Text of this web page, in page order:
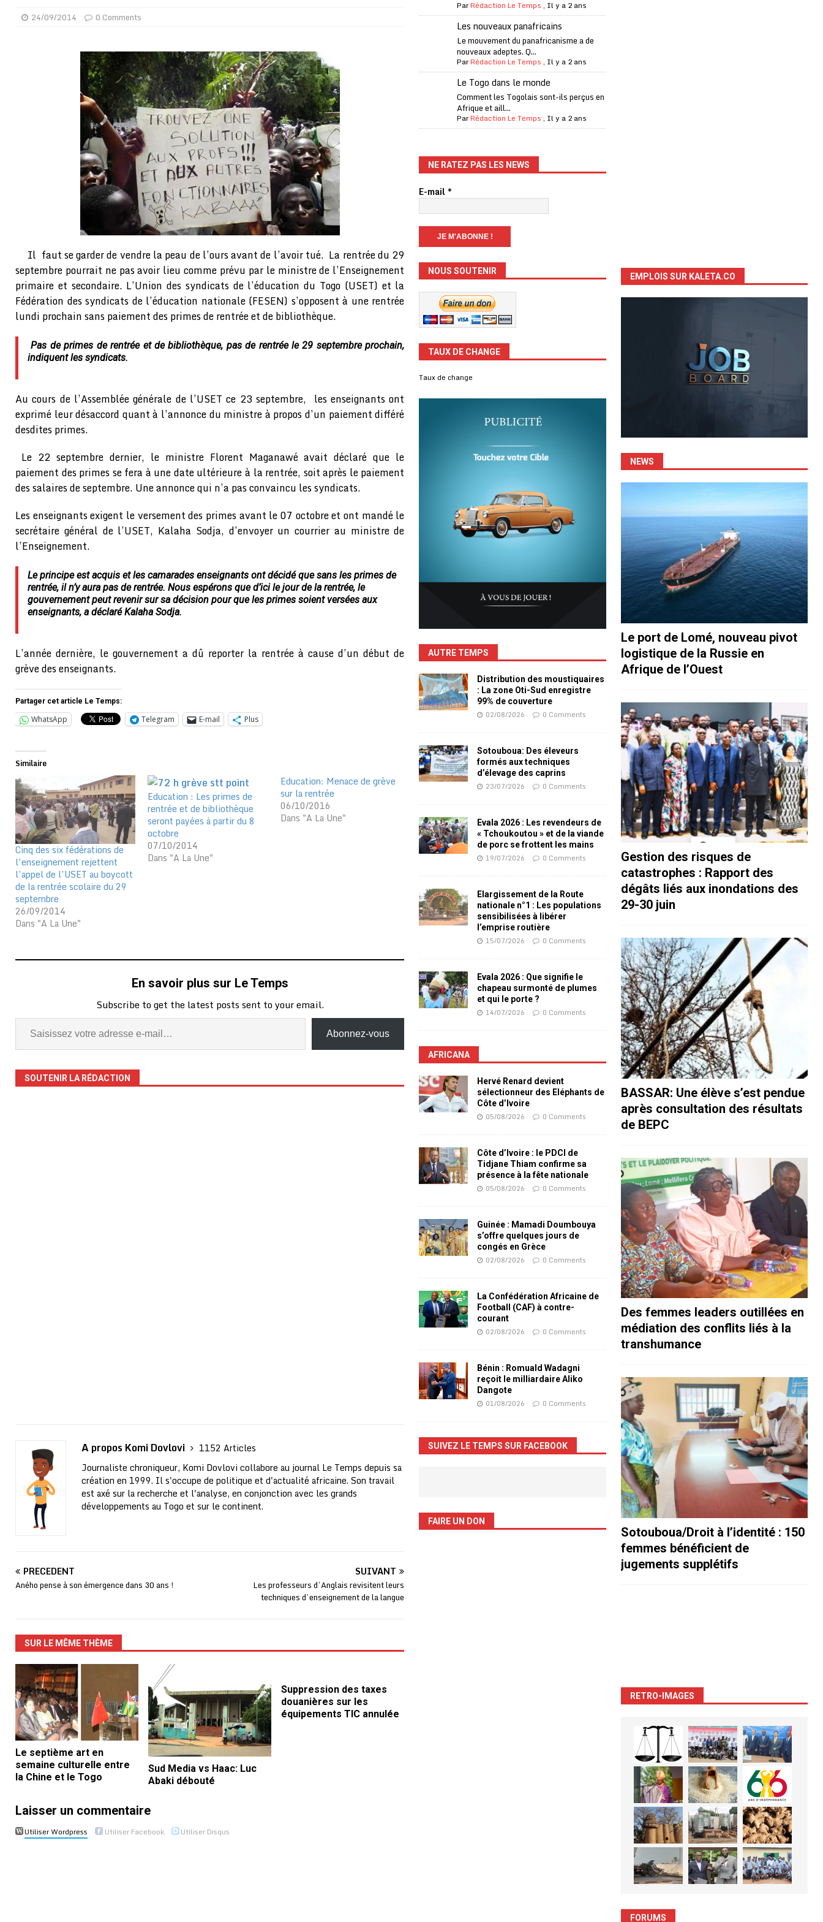
[ 31/07/2026 ] Niger : le FMI débloque une bouffée d’oxygène financière
[ 31/07/2026 ] Franco Baresi, légendaire défenseur de l’Italie et de l’AC Milan, est mort à 66 ans
A LA UNE
[ 31/07/2026 ] Benjamin Mendy a vendu aux enchères son trophée de la Coupe du monde
[ 31/07/2026 ]
Bénin : les membres du Sénat installés
A LA UNE
[ 31/07/2026 ] Projet d’investisseurs à la Fifa: l’UEFA menace à «l’unanimité» d’un boycott des Coupes du monde
BUSINESS
[ 30/07/2026 ] Mali : au moins 19 soldats exécutés, Amnesty International exige une enquête
[ 05/08/2026 ]
Hervé Renard devient sélectionneur des Eléphants de Côte d’Ivoire
[ 05/08/2026 ] Tour de France Femmes 2026 : contrôles renforcés pour éviter la triche aux soutiens-gorge sur le contre-la-
24/09/2014 0 Comments
Il faut se garder de vendre la peau de l’ours avant de l’avoir tué. La rentrée du 29
septembre pourrait ne pas avoir lieu comme prévu par le ministre de l’Enseignement
primaire et secondaire. L’Union des syndicats de l’éducation du Togo (USET) et la
Fédération des syndicats de l’éducation nationale (FESEN) s’opposent à une rentrée
lundi prochain sans paiement des primes de rentrée et de bibliothèque.
Pas de primes de rentrée et de bibliothèque, pas de rentrée le 29 septembre prochain,
indiquent les syndicats.
Au cours de l’Assemblée générale de l’USET ce 23 septembre, les enseignants ont
exprimé leur désaccord quant à l’annonce du ministre à propos d’un paiement différé
desdites primes.
Le 22 septembre dernier, le ministre Florent Maganawé avait déclaré que le
paiement des primes se fera à une date ultérieure à la rentrée, soit après le paiement
des salaires de septembre. Une annonce qui n’a pas convaincu les syndicats.
Les enseignants exigent le versement des primes avant le 07 octobre et ont mandé le
secrétaire général de l’USET, Kalaha Sodja, d’envoyer un courrier au ministre de
l’Enseignement.
Le principe est acquis et les camarades enseignants ont décidé que sans les primes de
rentrée, il n’y aura pas de rentrée. Nous espérons que d’ici le jour de la rentrée, le
gouvernement peut revenir sur sa décision pour que les primes soient versées aux
enseignants, a déclaré Kalaha Sodja.
L’année dernière, le gouvernement a dû reporter la rentrée à cause d’un début de
grève des enseignants.
Partager cet article Le Temps:
WhatsApp Telegram E-mail Plus
Similaire
Cinq des six fédérations de
l’enseignement rejettent
l’appel de l’USET au boycott
de la rentrée scolaire du 29
septembre
26/09/2014
Dans "A La Une"
Education : Les primes de
rentrée et de bibliothèque
seront payées à partir du 8
octobre
07/10/2014
Dans "A La Une"
Education: Menace de grève
sur la rentrée
06/10/2016
Dans "A La Une"
En savoir plus sur Le Temps
Subscribe to get the latest posts sent to your email.
Abonnez-vous
SOUTENIR LA RÉDACTION
A propos Komi Dovlovi
1152 Articles
Journaliste chroniqueur, Komi Dovlovi collabore au journal Le Temps depuis sa
création en 1999. Il s'occupe de politique et d'actualité africaine. Son travail
est axé sur la recherche et l'analyse, en conjonction avec les grands
développements au Togo et sur le continent.
PRÉCÉDENT
Aného pense à son émergence dans 30 ans !
SUIVANT
Les professeurs d’Anglais revisitent leurs
techniques d’enseignement de la langue
SUR LE MÊME THÈME
Le septième art en
semaine culturelle entre
la Chine et le Togo
Sud Media vs Haac: Luc
Abaki débouté
Suppression des taxes
douanières sur les
équipements TIC annulée
Laisser un commentaire
Utiliser Wordpress Utiliser Facebook Utiliser Disqus
ParRédaction Le Temps , Il y a 2 ans
Les nouveaux panafricains
Le mouvement du panafricanisme a de
nouveaux adeptes. Q...
ParRédaction Le Temps , Il y a 2 ans
Le Togo dans le monde
Comment les Togolais sont-ils perçus en
Afrique et aill...
ParRédaction Le Temps , Il y a 2 ans
NE RATEZ PAS LES NEWS
E-mail*
NOUS SOUTENIR
TAUX DE CHANGE
Taux de change
AUTRE TEMPS
Distribution des moustiquaires
: La zone Oti-Sud enregistre
99% de couverture
02/08/2026 0 Comments
Sotouboua: Des éleveurs
formés aux techniques
d’élevage des caprins
23/07/2026 0 Comments
Evala 2026 : Les revendeurs de
« Tchoukoutou » et de la viande
de porc se frottent les mains
19/07/2026 0 Comments
Elargissement de la Route
nationale n°1 : Les populations
sensibilisées à libérer
l’emprise routière
15/07/2026 0 Comments
Evala 2026 : Que signifie le
chapeau surmonté de plumes
et qui le porte ?
14/07/2026 0 Comments
AFRICANA
Hervé Renard devient
sélectionneur des Eléphants de
Côte d’Ivoire
05/08/2026 0 Comments
Côte d’Ivoire : le PDCI de
Tidjane Thiam confirme sa
présence à la fête nationale
05/08/2026 0 Comments
Guinée : Mamadi Doumbouya
s’offre quelques jours de
congés en Grèce
02/08/2026 0 Comments
La Confédération Africaine de
Football (CAF) à contre-
courant
02/08/2026 0 Comments
Bénin : Romuald Wadagni
reçoit le milliardaire Aliko
Dangote
01/08/2026 0 Comments
SUIVEZ LE TEMPS SUR FACEBOOK
FAIRE UN DON
EMPLOIS SUR KALETA.CO
NEWS
Le port de Lomé, nouveau pivot
logistique de la Russie en
Afrique de l’Ouest
Gestion des risques de
catastrophes : Rapport des
dégâts liés aux inondations des
29-30 juin
BASSAR: Une élève s’est pendue
après consultation des résultats
de BEPC
Des femmes leaders outillées en
médiation des conflits liés à la
transhumance
Sotouboua/Droit à l’identité : 150
femmes bénéficient de
jugements supplétifs
RETRO-IMAGES
FORUMS